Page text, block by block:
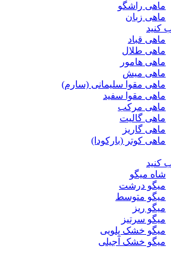
ماهی راشگو
ماهی زبان
کنید
ماهی قباد
ماهی طلال
ماهی هامور
ماهی میش
ماهی مقوا سلیمانی (سارم)
ماهی مقوا سفید
ماهی مرکب
ماهی گالیت
ماهی گاریز
ماهی کوتر (بارکودا)
کنید
شاه میگو
میگو درشت
میگو متوسط
میگو ریز
میگو سرتیز
میگو خشک پلویی
میگو خشک آجیلی